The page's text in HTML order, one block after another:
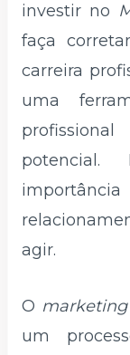
investir no
faça
carreira
uma
agir.
O marketing
um